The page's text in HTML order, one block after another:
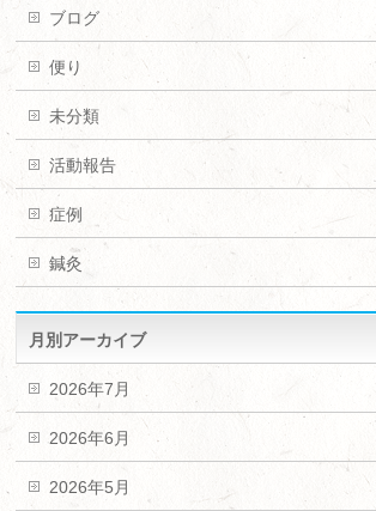
ブログ
便り
未分類
活動報告
症例
鍼灸
月別アーカイブ
2026年7月
2026年6月
2026年5月